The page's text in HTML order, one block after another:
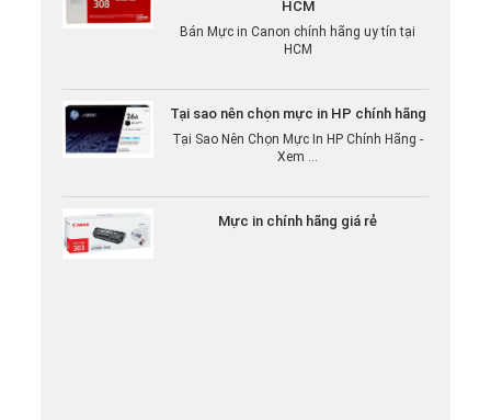
Bán Mực in Canon chính hãng uy tín tại
HCM
Tại Sao Nên Chọn Mực In HP Chính Hãng -
Xem ...